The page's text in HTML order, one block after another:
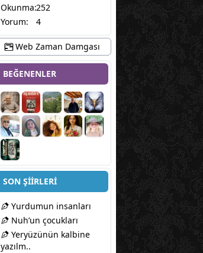
Okunma:252
Yorum:
4
Web Zaman Damgası
BEĞENENLER
SON ŞİİRLERİ
Yurdumun insanları
Nuh’un çocukları
Yeryüzünün kalbine
yazılm..